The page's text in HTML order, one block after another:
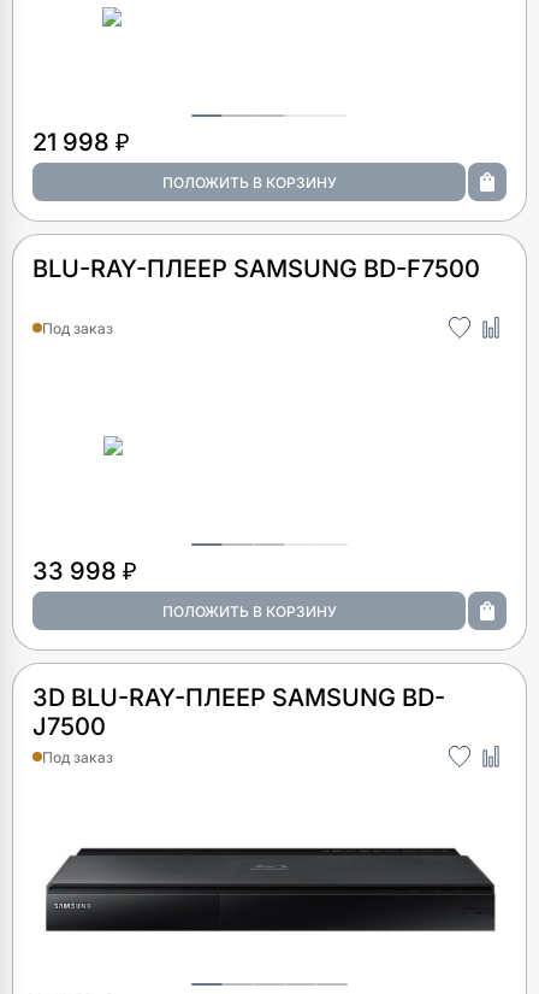
21 998 ₽
BLU-RAY-ПЛЕЕР SAMSUNG BD-F7500
Под заказ
33 998 ₽
3D BLU-RAY-ПЛЕЕР SAMSUNG BD-
J7500
Под заказ